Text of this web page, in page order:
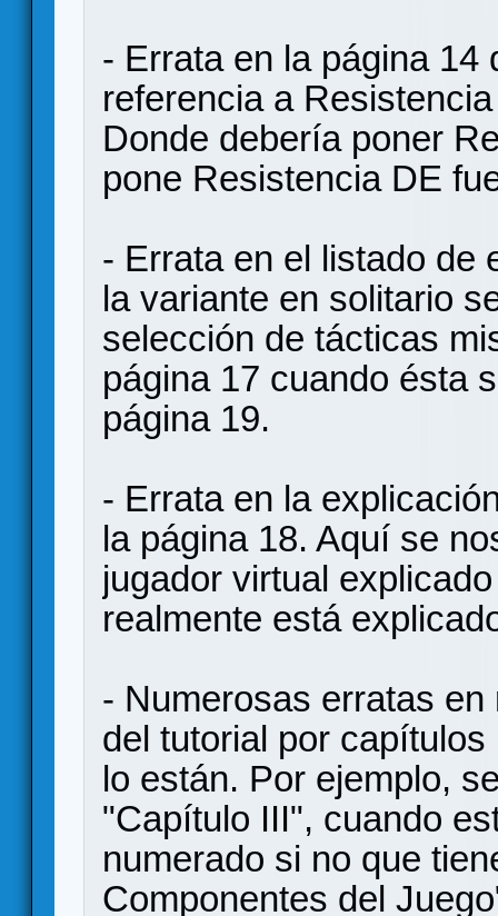
- Errata en la página 14
referencia a
Donde debería poner
pone Resistencia DE
- Errata en el listado de
la variante en solitario
selección de tácticas
página 17 cuando ésta
página 19.
- Errata en la
la página 18. Aquí se
jugador virtual
realmente está
- Numerosas erratas
del tutorial por
lo están. Por ejemplo,
"Capítulo III", cuando
numerado si no que
Componentes del